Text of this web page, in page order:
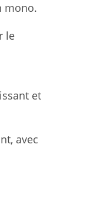
mono.
le
et
avec